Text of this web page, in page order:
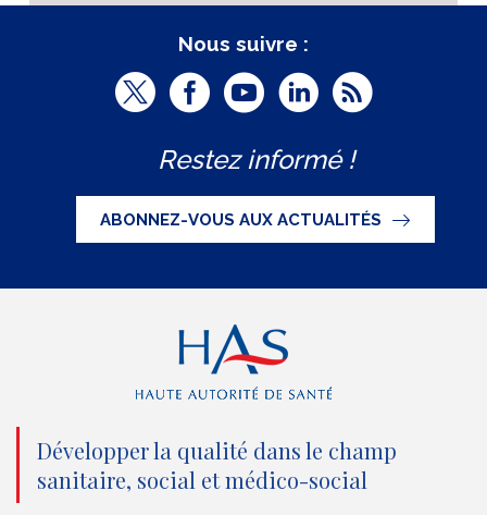
Nous suivre :
T
i
t
t
e
n
o
u
F
c
e
b
o
o
k
(
n
o
Y
u
t
u
b
e
(
n
o
u
L
n
k
e
d
(
n
o
R
Restez informé !
ABONNEZ-VOUS AUX ACTUALITÉS
Développer la qualité dans le champ
sanitaire, social et médico-social